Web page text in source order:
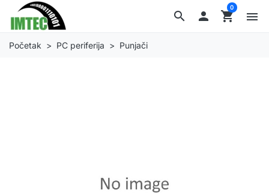
search  shopping_cart
0
menu
Početak PC periferija Punjači